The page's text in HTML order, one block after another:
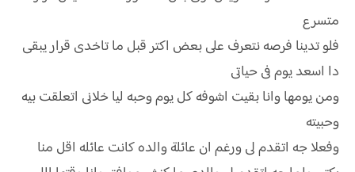
متسرع
فلو تدينا فرصه نتعرف على بعض اكتر قبل ما تاخدى قرار يبقى
دا اسعد يوم فى حياتى
ومن يومها وانا بقيت اشوفه كل يوم وحبه ليا خلانى اتعلقت بيه
وحبيته
وفعلا جه اتقدم لى ورغم ان عائلة والده كانت عائله اقل منا